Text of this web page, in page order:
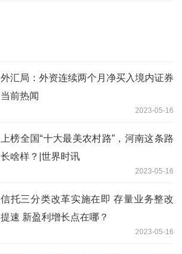
外汇局：外资连续两个月净买入境内证券
当前热闻
2023-05-16
上榜全国“十大最美农村路”，河南这条路
长啥样？|世界时讯
2023-05-16
信托三分类改革实施在即 存量业务整改
提速 新盈利增长点在哪？
2023-05-16